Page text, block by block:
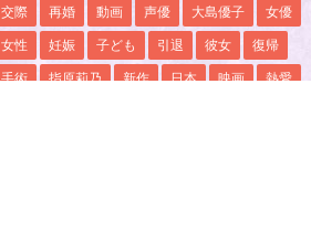
交際 再婚 動画 声優 大島優子 女優
女性 妊娠 子ども 引退 彼女 復帰
手術 指原莉乃 新作 日本 映画 熱愛